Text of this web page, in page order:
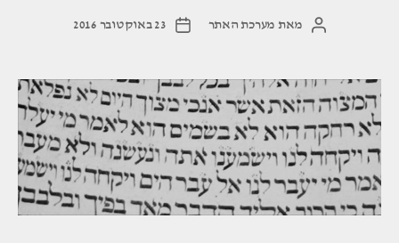
המחבר
מאת מערכת האתר
תאריך
23 באוקטובר 2016